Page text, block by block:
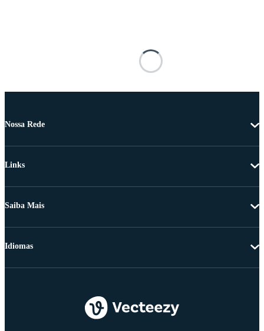
Nossa Rede
Links
Saiba Mais
Idiomas